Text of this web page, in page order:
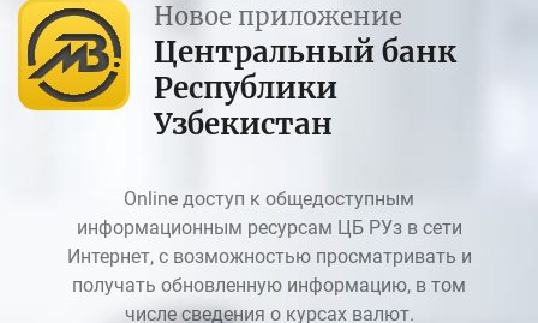
Новое приложение
Центральный банк
Республики
Узбекистан
Online доступ к общедоступным
информационным ресурсам ЦБ РУз в сети
Интернет, с возможностью просматривать и
получать обновленную информацию, в том
числе сведения о курсах валют.